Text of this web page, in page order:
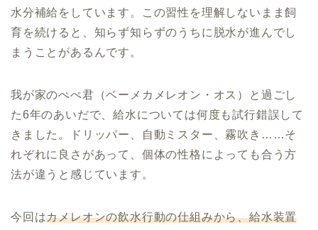
水分補給をしています。この習性を理解しないまま飼
育を続けると、知らず知らずのうちに脱水が進んでし
まうことがあるんです。
我が家のぺぺ君（ベーメカメレオン・オス）と過ごし
た6年のあいだで、給水については何度も試行錯誤して
きました。ドリッパー、自動ミスター、霧吹き……そ
れぞれに良さがあって、個体の性格によっても合う方
法が違うと感じています。
今回はカメレオンの飲水行動の仕組みから、給水装置